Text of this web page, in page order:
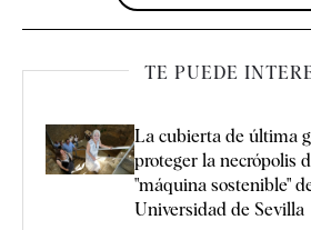
TE PUEDE
La cubierta de última
proteger la necrópolis
"máquina sostenible"
Universidad de Sevilla